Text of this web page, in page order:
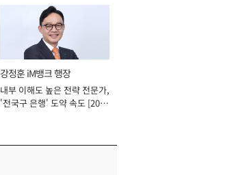
강정훈 iM뱅크 행장
내부 이해도 높은 전략 전문가,
'전국구 은행' 도약 속도 [2026